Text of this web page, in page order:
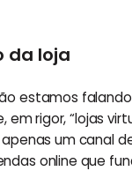
da loja
estamos
em rigor, “lojas
um canal
online que